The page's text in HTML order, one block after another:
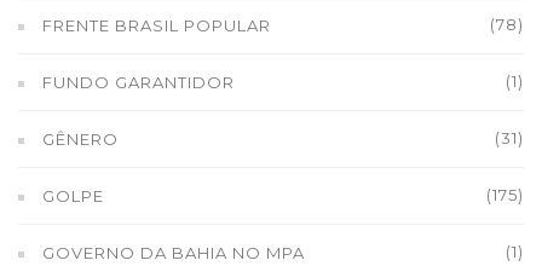
FRENTE BRASIL POPULAR (78)
FUNDO GARANTIDOR (1)
GÊNERO (31)
GOLPE (175)
GOVERNO DA BAHIA NO MPA (1)